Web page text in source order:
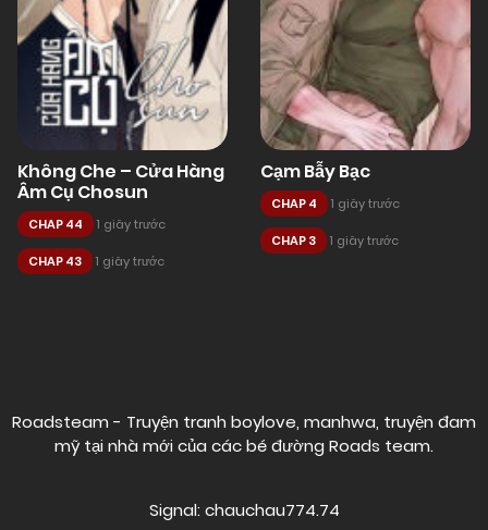
Không Che – Cửa Hàng
Âm Cụ Chosun
CHAP 44 1 giây trước
CHAP 43 1 giây trước
Cạm Bẫy Bạc
CHAP 4 1 giây trước
CHAP 3 1 giây trước
Roadsteam - Truyện tranh boylove, manhwa, truyện đam
mỹ tại nhà mới của các bé đường Roads team.
Signal: chauchau774.74